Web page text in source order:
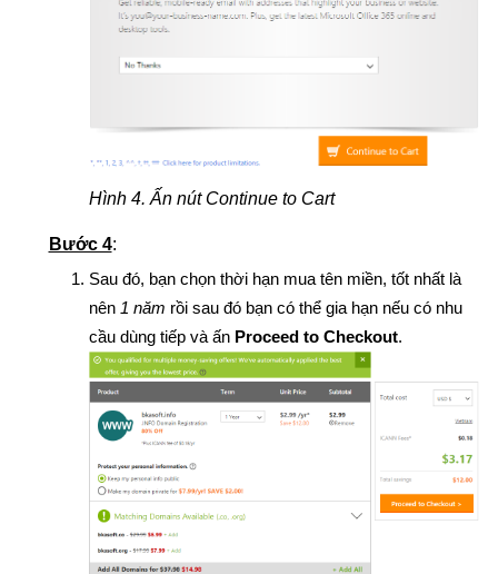
Hình 4. Ấn nút Continue to Cart
Bước 4:
Sau đó, bạn chọn thời hạn mua tên miền, tốt nhất là
nên 1 năm rồi sau đó bạn có thể gia hạn nếu có nhu
cầu dùng tiếp và ấn Proceed to Checkout.